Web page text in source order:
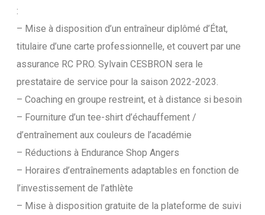
:
– Mise à disposition d’un entraîneur diplômé d’État,
titulaire d’une carte professionnelle, et couvert par une
assurance RC PRO. Sylvain CESBRON sera le
prestataire de service pour la saison 2022-2023.
– Coaching en groupe restreint, et à distance si besoin
– Fourniture d’un tee-shirt d’échauffement /
d’entraînement aux couleurs de l’académie
– Réductions à Endurance Shop Angers
– Horaires d’entraînements adaptables en fonction de
l’investissement de l’athlète
– Mise à disposition gratuite de la plateforme de suivi